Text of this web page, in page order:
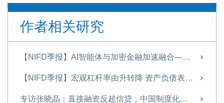
作者相关研究
【NIFD季报】AI智能体与加密金融加速融合——2026年上半年股票市场分析报告
【NIFD季报】宏观杠杆率由升转降 资产负债表修复承压——2026年二季度宏观杠杆率报告
专访张晓晶：直接融资反超信贷，中国制度化创新冒险能力持续增强｜科创资本论